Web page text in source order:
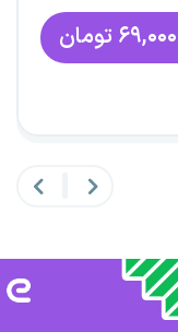
۶۹,۰۰۰ تومان